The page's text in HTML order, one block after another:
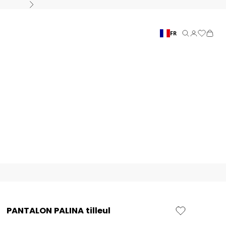
Suivant
FR Recherche
Connexion
Panier
PANTALON PALINA tilleul